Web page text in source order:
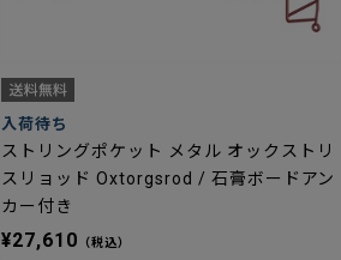
入荷待ち
ストリングポケット メタル オックストリ
スリョッド Oxtorgsrod / 石膏ボードアン
カー付き
¥27,610 （税込）